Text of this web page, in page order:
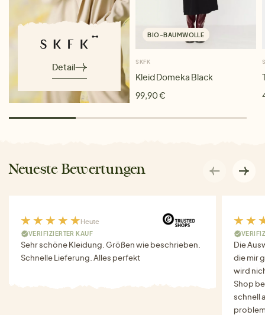
Detail
BIO-BAUMWOLLE
SKFK
Kleid Domeka Black
99,90 €
Neueste Bewertungen
Heute
VERIFIZIERTER KAUF
Sehr schöne Kleidung. Größen wie beschrieben.
Schnelle Lieferung. Alles perfekt
Die
die mir
wird
Shop
schnell